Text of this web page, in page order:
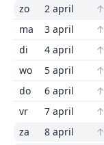
zo
2 april ↑
ma
3 april ↑
di
4 april ↑
wo
5 april ↑
do
6 april ↑
vr
7 april ↑
za
8 april ↑